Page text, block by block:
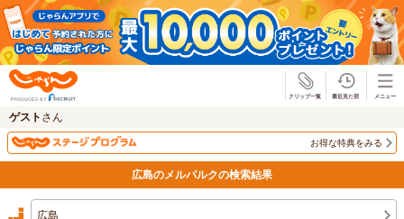
ゲスト さん
お得な特典をみる
広島のメルパルクの検索結果
広島